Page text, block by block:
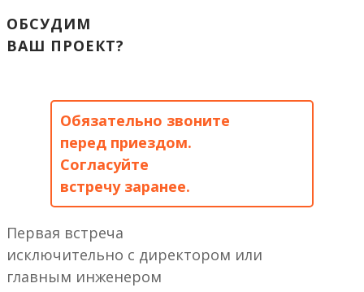
ОБСУДИМ
ВАШ ПРОЕКТ?
Обязательно звоните
перед приездом.
Согласуйте
встречу заранее.
Первая встреча
исключительно с директором или
главным инженером